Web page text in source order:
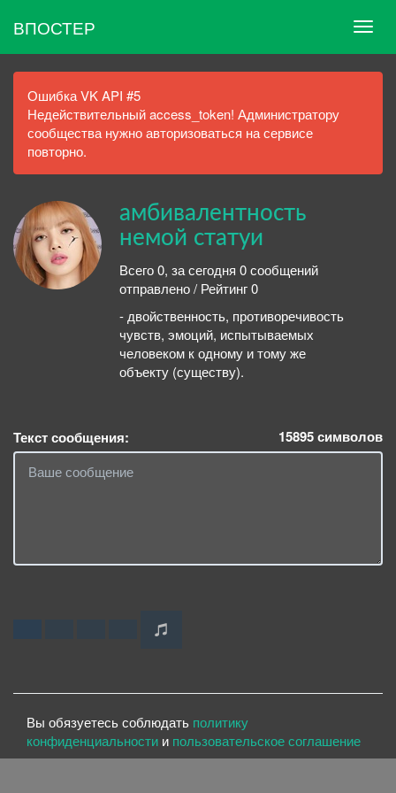
ВПОСТЕР
Ошибка VK API #5
Недействительный access_token! Администратору
сообщества нужно авторизоваться на сервисе
повторно.
амбивалентность
немой статуи
Всего 0, за сегодня 0 сообщений
отправлено / Рейтинг 0
- двойственность, противоречивость
чувств, эмоций, испытываемых
человеком к одному и тому же
объекту (существу).
Текст сообщения: 15895символов
Вы обязуетесь соблюдать политику
конфиденциальности и пользовательское соглашение